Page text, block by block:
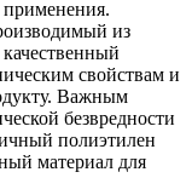
из
свойствам и
Важным
безвредности
полиэтилен
материал для